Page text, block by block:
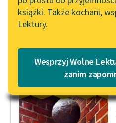
102. lata temu zmarł
Joseph Conrad
Lektury szkolne i klasyka
literatury do słuchania dla
uczennic i uczniów z
niepełnosprawnościami
książki. Także kochani,
Lektury.
Wesprzyj Wolne
zanim